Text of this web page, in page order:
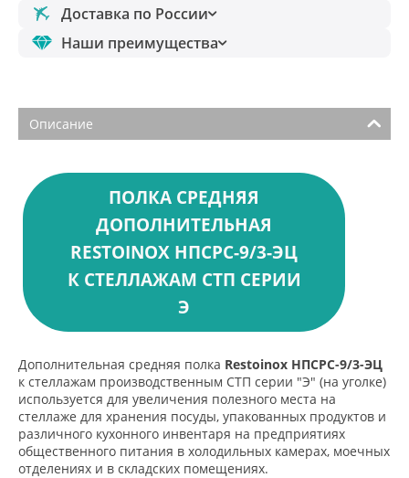
Доставка по России
Наши преимущества
Описание
ПОЛКА СРЕДНЯЯ
ДОПОЛНИТЕЛЬНАЯ
RESTOINOX НПСРС-9/3-ЭЦ
К СТЕЛЛАЖАМ СТП СЕРИИ
Э
Дополнительная средняя полка Restoinox НПСРС-9/3-ЭЦ
к стеллажам производственным СТП серии "Э" (на уголке)
используется для увеличения полезного места на
стеллаже для хранения посуды, упакованных продуктов и
различного кухонного инвентаря на предприятиях
общественного питания в холодильных камерах, моечных
отделениях и в складских помещениях.